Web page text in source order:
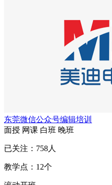
东莞微信公众号编辑培训
面授 网课 白班 晚班
已关注： 758人
教学点： 12个